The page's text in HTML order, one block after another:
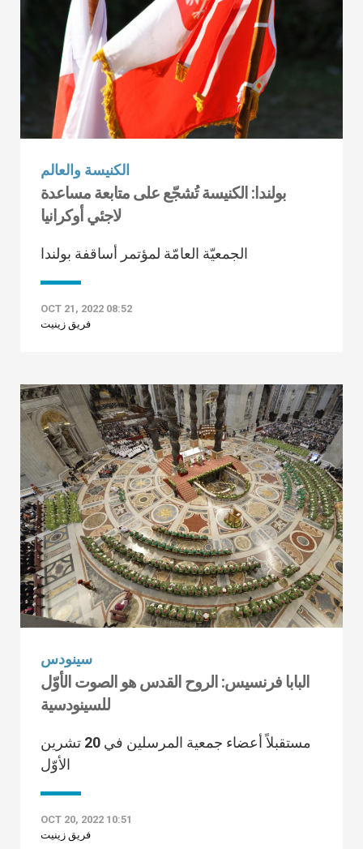
الكنيسة والعالم
بولندا: الكنيسة تُشجّع على متابعة مساعدة
لاجئي أوكرانيا
الجمعيّة العامّة لمؤتمر أساقفة بولندا
OCT 21, 2022 08:52
فريق زينيت
سينودس
البابا فرنسيس: الروح القدس هو الصوت الأوّل
للسينودسية
مستقبلاً أعضاء جمعية المرسلين في 20 تشرين
الأوّل
OCT 20, 2022 10:51
فريق زينيت